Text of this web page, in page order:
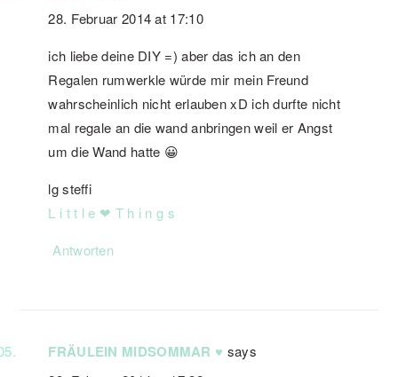
28. Februar 2014 at 17:10
ich liebe deine DIY =) aber das ich an den
Regalen rumwerkle würde mir mein Freund
wahrscheinlich nicht erlauben xD ich durfte nicht
mal regale an die wand anbringen weil er Angst
um die Wand hatte 😀
lg steffi
L i t t l e ❤ T h i n g s
Antworten
FRÄULEIN MIDSOMMAR ♥ says